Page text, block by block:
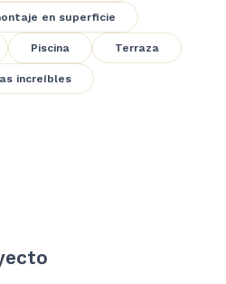
en superficie
Piscina Terraza
increíbles